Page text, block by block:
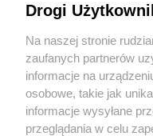
Wydawca mediów
Drogi
Na naszej stronie
zaufanych partnerów
informacje na
osobowe, takie jak
informacje wysyłane
przeglądania w celu